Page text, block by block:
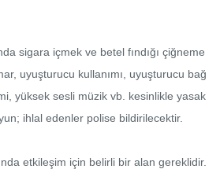
sigara içmek ve betel fındığı çiğneme
uyuşturucu kullanımı, uyuşturucu bağ
yüksek sesli müzik vb. kesinlikle yasak
ihlal edenler polise bildirilecektir.
etkileşim için belirli bir alan gereklidir.